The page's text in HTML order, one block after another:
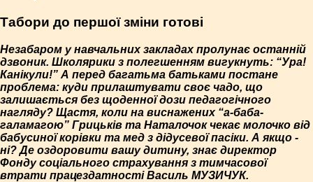
Табори до першої зміни готові
Незабаром у навчальних закладах пролунає останній
дзвоник. Школярики з полегшенням вигукнуть: “Ура!
Канікули!” А перед багатьма батьками постане
проблема: куди прилаштувати своє чадо, що
залишається без щоденної дози педагогічного
нагляду? Щастя, коли на виснажених “а-баба-
галамагою” Грицьків та Наталочок чекає молочко від
бабусиної корівки та мед з дідусевої пасіки. А якщо -
ні? Де оздоровити вашу дитину, знає директор
Фонду соціального страхування з тимчасової
втрати працездатності Василь МУЗИЧУК.